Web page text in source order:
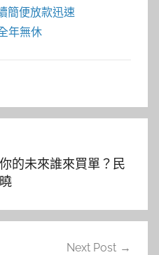
簡便放款迅速
年無休
的未來誰來買單？民
Next Post